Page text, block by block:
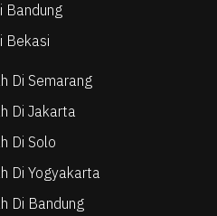
Bandung
Bekasi
Di Semarang
Di Jakarta
Di Solo
Di Yogyakarta
Di Bandung